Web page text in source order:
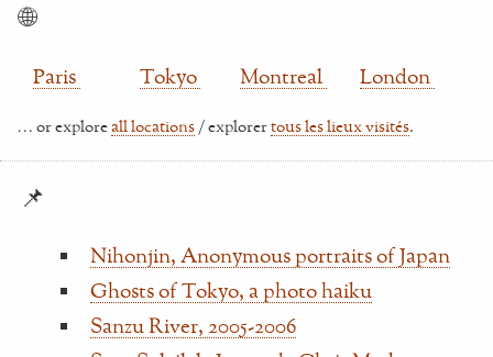
🌐
Paris Tokyo Montreal London
… or exploreall locations / explorertous les lieux visités.
📌
Nihonjin, Anonymous portraits of Japan
Ghosts of Tokyo, a photo haiku
Sanzu River, 2005-2006